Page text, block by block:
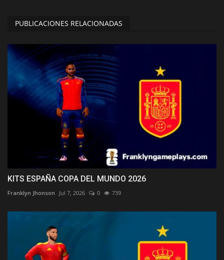
PUBLICACIONES RELACIONADAS
KITS ESPAÑA COPA DEL MUNDO 2026
Franklyn Jhonson Jul 7, 2026 0 739